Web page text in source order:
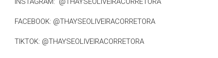
FACEBOOK: @THAYSEOLIVEIRACORRETORA
TIKTOK: @THAYSEOLIVEIRACORRETORA